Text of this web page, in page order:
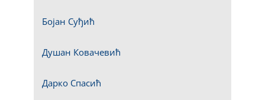
Бојан Суђић
Душан Ковачевић
Дарко Спасић